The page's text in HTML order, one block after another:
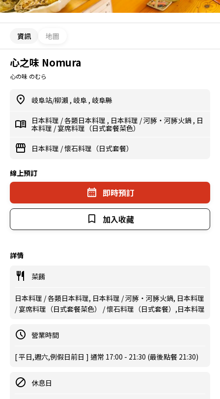
資訊 地圖
心之味 Nomura
心の味 のむら
岐阜站/柳瀨 , 岐阜 , 岐阜縣
日本料理 /各類日本料理 , 日本料理 /河䐁・河䐁火鍋 , 日
本料理 /宴席料理（日式套餐菜色）
日本料理 /懷石料理（日式套餐）
線上預訂
即時預訂
加入收藏
詳情
菜餚
日本料理 / 各類日本料理, 日本料理 / 河䐁・河䐁火鍋, 日本料理
/ 宴席料理（日式套餐菜色） / 懷石料理（日式套餐）,日本料理
營業時間
[ 平日,週六,例假日前日 ] 通常 17:00 - 21:30 (最後點餐 21:30)
休息日